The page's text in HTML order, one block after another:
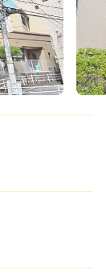
院です。》
ためにリハ
ため、患者
ることがで
す。》
定年以降も
っしゃる環境
くなるアッ
病院です。》